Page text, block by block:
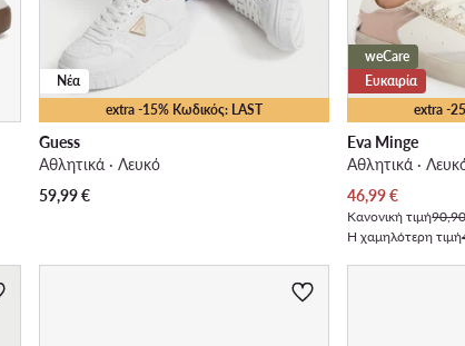
extra -15% Κωδικός: LAST
Νέα
Guess
Αθλητικά · Λευκό
59,99€
extra -
weCare
Ευκαιρία
Eva Minge
Αθλητικά ·
Τρέχουσα τιμή
46,99€
Κανονική τιμή
Η χαμηλότερη τιμή